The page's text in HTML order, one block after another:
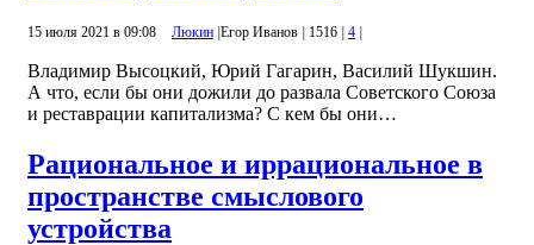
15 июля 2021 в 09:08 Люкин |Егор Иванов | 1516 | 4 |
Владимир Высоцкий, Юрий Гагарин, Василий Шукшин.
А что, если бы они дожили до развала Советского Союза
и реставрации капитализма? С кем бы они…
Рациональное и иррациональное в
пространстве смыслового
устройства